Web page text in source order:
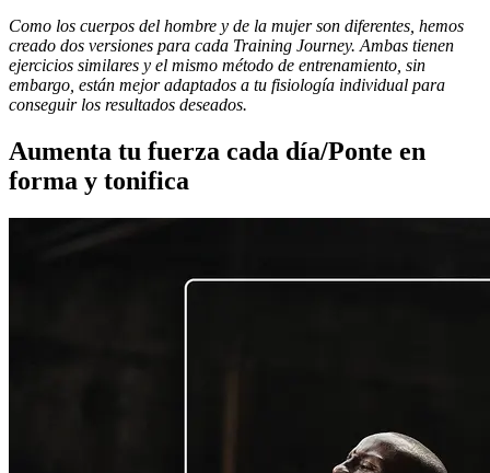
Como los cuerpos del hombre y de la mujer son diferentes, hemos
creado dos versiones para cada Training Journey. Ambas tienen
ejercicios similares y el mismo método de entrenamiento, sin
embargo, están mejor adaptados a tu fisiología individual para
conseguir los resultados deseados.
Aumenta tu fuerza cada día/Ponte en
forma y tonifica